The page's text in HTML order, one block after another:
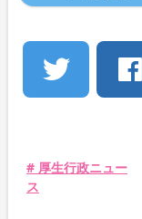
# 厚生行政ニュー
ス